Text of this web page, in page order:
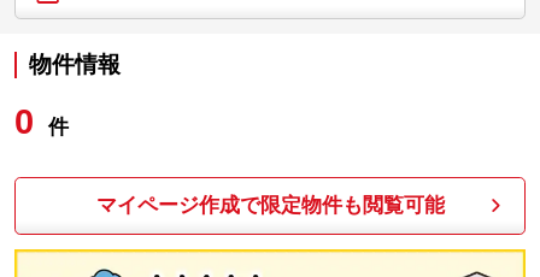
物件情報
0 件
マイページ作成で限定物件も閲覧可能